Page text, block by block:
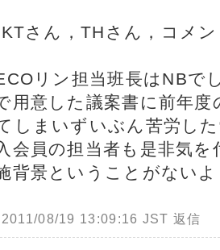
さん，THさん，コメ
リン担当班長はNBで
用意した議案書に前年
しまいずいぶん苦労し
会員の担当者も是非気を
背景ということがない
08/19 13:09:16 JST 返信